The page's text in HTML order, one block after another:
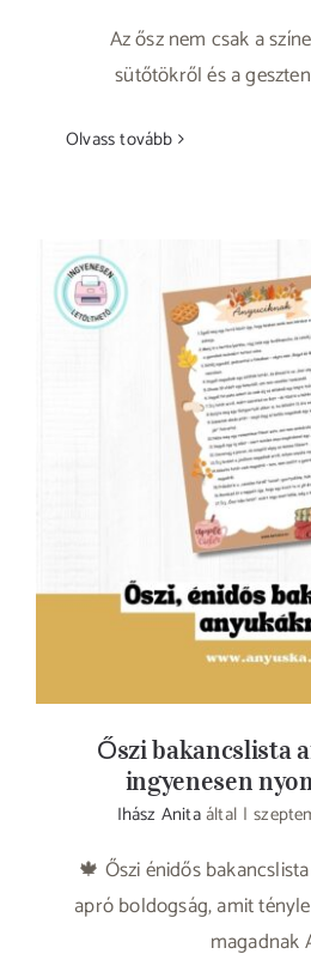
Az ősz nem csak a
sütőtökről és a
Olvass tovább
Őszi bakancslista
Őszi bakancslista
ingyenesen
Ihász Anitaáltal |
🍁 Őszi énidős
apró boldogság, amit
magadnak